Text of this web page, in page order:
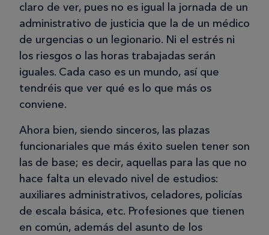
claro de ver, pues no es igual la jornada de un
administrativo de justicia que la de un médico
de urgencias o un legionario. Ni el estrés ni
los riesgos o las horas trabajadas serán
iguales. Cada caso es un mundo, así que
tendréis que ver qué es lo que más os
conviene.
Ahora bien, siendo sinceros, las plazas
funcionariales que más éxito suelen tener son
las de base; es decir, aquellas para las que no
hace falta un elevado nivel de estudios:
auxiliares administrativos, celadores, policías
de escala básica, etc. Profesiones que tienen
en común, además del asunto de los